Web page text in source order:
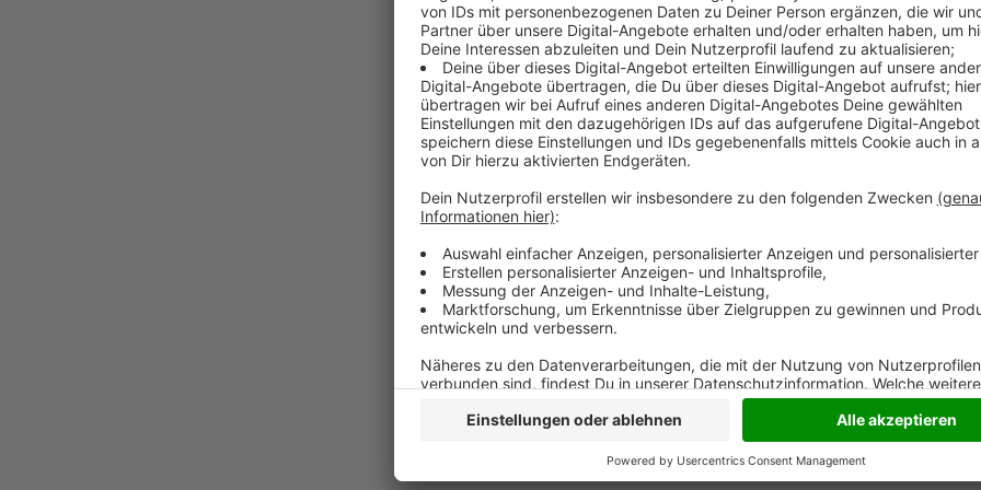
Anzeige
Elvis Eifel - "der Spinner mit
Anzeige